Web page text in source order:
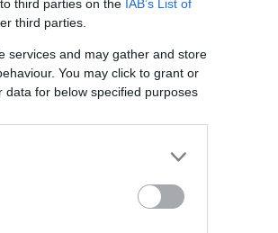
third parties on the IAB’s List of
third parties.
services and may gather and store
You may click to grant or
for below specified purposes
της